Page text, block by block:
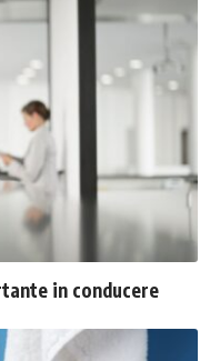
in conducere